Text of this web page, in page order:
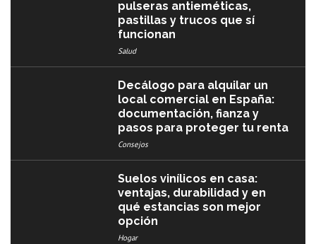
pulseras antieméticas,
pastillas y trucos que sí
funcionan
Salud
Decálogo para alquilar un
local comercial en España:
documentación, fianza y
pasos para proteger tu renta
Consejos
Suelos vinílicos en casa:
ventajas, durabilidad y en
qué estancias son mejor
opción
Hogar